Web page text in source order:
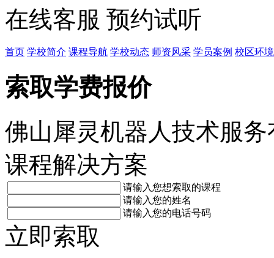
在线客服 预约试听
首页 学校简介 课程导航 学校动态 师资风采 学员案例 校区环境
索取学费报价
佛山犀灵机器人技术服
课程解决方案
请输入您想索取的课程
请输入您的姓名
请输入您的电话号码
立即索取